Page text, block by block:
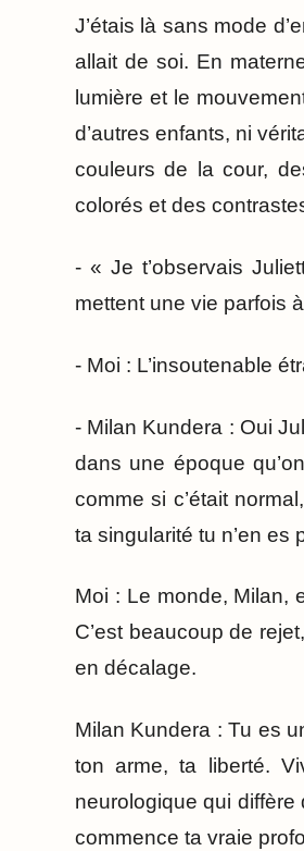
J’étais là sans mode
allait de soi. En
lumière et le
d’autres enfants, ni
couleurs de la cour,
colorés et des
- « Je t’observais
mettent une vie parfois
- Moi : L’insoutenable
- Milan Kundera : Oui
dans une époque
comme si c’était
ta singularité tu n’en es
Moi : Le monde, Milan,
C’est beaucoup de
en décalage.
Milan Kundera : Tu es
ton arme, ta liberté.
neurologique qui diffère
commence ta vraie